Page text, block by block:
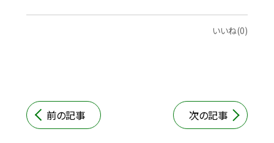
いいね(0)
前の記事 次の記事